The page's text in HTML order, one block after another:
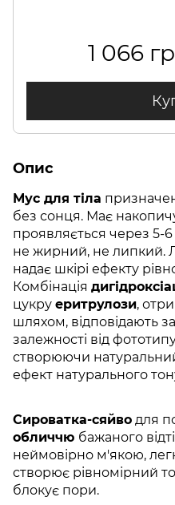
1 066
Опис
Мус для тіла
без сонця. Має
проявляється через 5-
не жирний, не липкий.
надає шкірі ефекту
Комбінація
цукру еритрулози,
шляхом, відповідають
залежності від
створюючи
ефект натурального
Сироватка-сяйво для
обличчю бажаного
неймовірно м'якою,
створює рівномірний
блокує пори.